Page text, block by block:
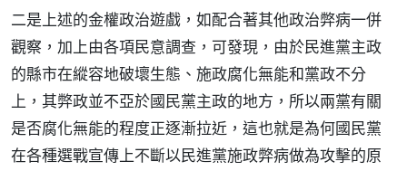
二是上述的金權政治遊戲，如配合著其他政治弊病一併
觀察，加上由各項民意調查，可發現，由於民進黨主政
的縣市在縱容地破壞生態、施政腐化無能和黨政不分
上，其弊政並不亞於國民黨主政的地方，所以兩黨有關
是否腐化無能的程度正逐漸拉近，這也就是為何國民黨
在各種選戰宣傳上不斷以民進黨施政弊病做為攻擊的原